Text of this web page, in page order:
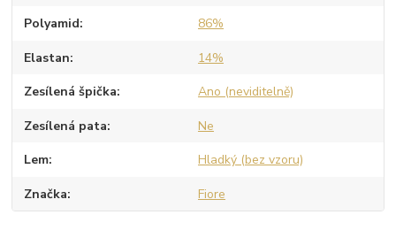
Polyamid 86%
Elastan 14%
Zesílená špička Ano (neviditelně)
Zesílená pata Ne
Lem Hladký (bez vzoru)
Značka Fiore